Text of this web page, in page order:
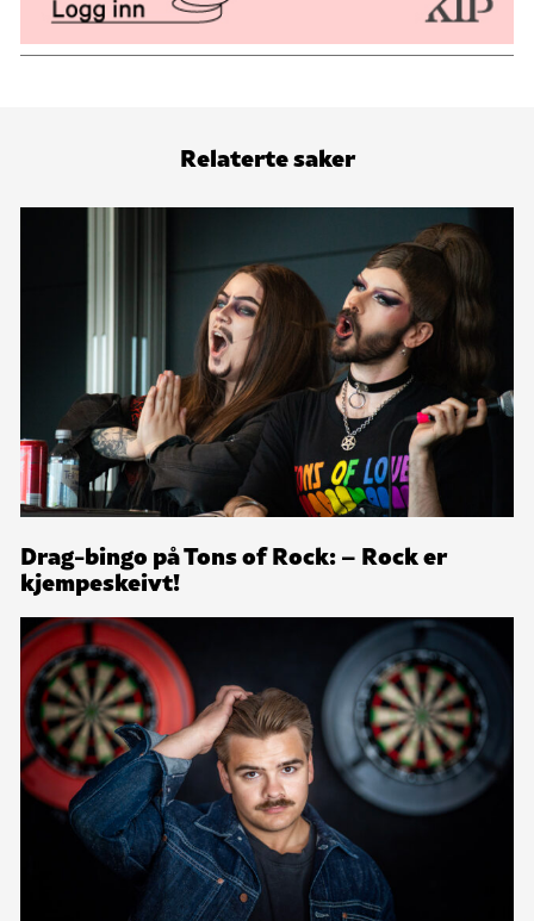
Relaterte saker
Drag-bingo på Tons of Rock: – Rock er
kjempeskeivt!